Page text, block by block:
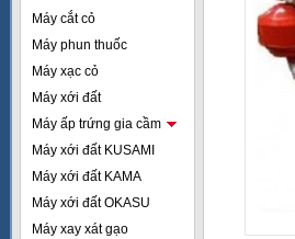
Máy cắt cỏ
Máy phun thuốc
Máy xạc cỏ
Máy xới đất
Máy ấp trứng gia cầm
Máy xới đất KUSAMI
Máy xới đất KAMA
Máy xới đất OKASU
Máy xay xát gạo